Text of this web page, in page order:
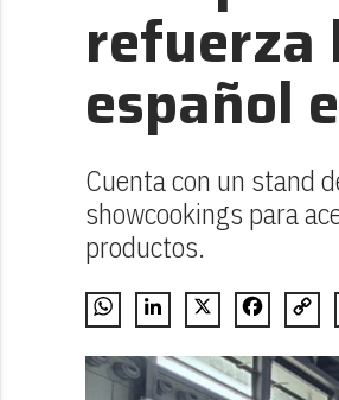
refuerza
español
Cuenta con un stand
showcookings para
productos.
WhatsAppLinkedIn
X FacebookCopy